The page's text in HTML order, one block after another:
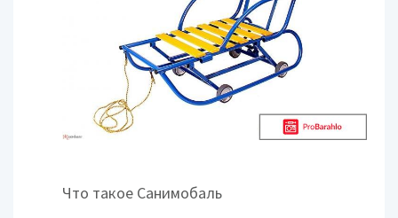
Что такое Санимобаль